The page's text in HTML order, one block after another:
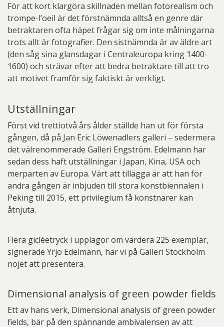
För att kort klargöra skillnaden mellan fotorealism och
trompe-l’oeil är det förstnämnda alltså en genre där
betraktaren ofta häpet frågar sig om inte målningarna
trots allt är fotografier. Den sistnämnda är av äldre art
(den såg sina glansdagar i Centraleuropa kring 1400-
1600) och strävar efter att bedra betraktare till att tro
att motivet framför sig faktiskt är verkligt.
Utställningar
Först vid trettiotvå års ålder ställde han ut för första
gången, då på Jan Eric Löwenadlers galleri – sedermera
det välrenommerade Galleri Engström. Edelmann har
sedan dess haft utställningar i Japan, Kina, USA och
merparten av Europa. Värt att tillägga är att han för
andra gången är inbjuden till stora konstbiennalen i
Peking till 2015, ett privilegium få konstnärer kan
åtnjuta.
Flera gicléetryck i upplagor om vardera 225 exemplar,
signerade Yrjö Edelmann, har vi på Galleri Stockholm
nöjet att presentera.
Dimensional analysis of green powder fields
Ett av hans verk, Dimensional analysis of green powder
fields, bär på den spännande ambivalensen av att